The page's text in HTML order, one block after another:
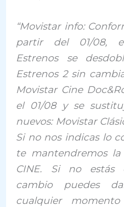
“Movistar info:
partir del 01/08,
Estrenos se
Estrenos 2 sin
Movistar Cine
el 01/08 y se
nuevos: Movistar
Si no nos indicas lo
te mantendremos
CINE. Si no estás
cambio puedes
cualquier